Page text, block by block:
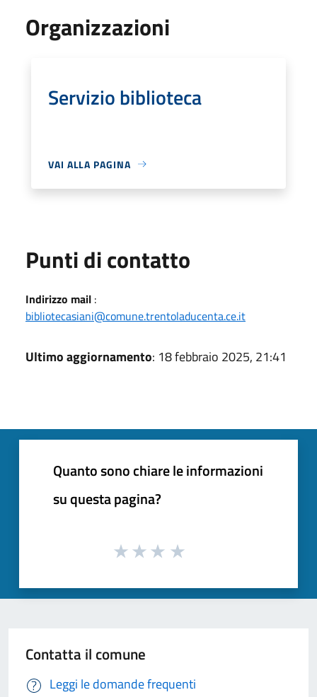
Organizzazioni
Servizio biblioteca
VAI ALLA PAGINA
Punti di contatto
Indirizzo mail :
bibliotecasiani@comune.trentoladucenta.ce.it
Ultimo aggiornamento: 18 febbraio 2025, 21:41
Quanto sono chiare le informazioni
su questa pagina?
Contatta il comune
Leggi le domande frequenti